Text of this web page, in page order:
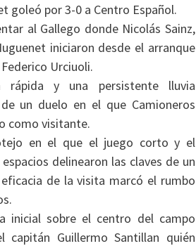
goleó por 3-0 a Centro Español.
al Gallego donde Nicolás Sainz,
iniciaron desde el arranque
Urciuoli.
rápida y una persistente lluvia
un duelo en el que Camioneros
como visitante.
en el que el juego corto y el
delinearon las claves de un
de la visita marcó el rumbo
inicial sobre el centro del campo
capitán Guillermo Santillan quién